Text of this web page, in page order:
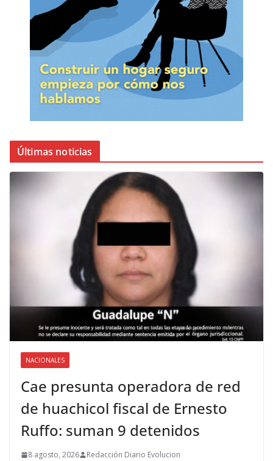
Últimas noticias
NACIONALES
Cae presunta operadora de red
de huachicol fiscal de Ernesto
Ruffo: suman 9 detenidos
8 agosto, 2026 Redacción Diario Evolucion